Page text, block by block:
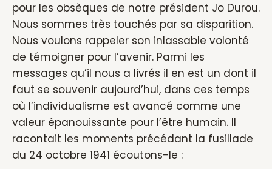
pour les obsèques de notre président Jo Durou.
Nous sommes très touchés par sa disparition.
Nous voulons rappeler son inlassable volonté
de témoigner pour l’avenir. Parmi les
messages qu’il nous a livrés il en est un dont il
faut se souvenir aujourd’hui, dans ces temps
où l’individualisme est avancé comme une
valeur épanouissante pour l’être humain. Il
racontait les moments précédant la fusillade
du 24 octobre 1941 écoutons-le :